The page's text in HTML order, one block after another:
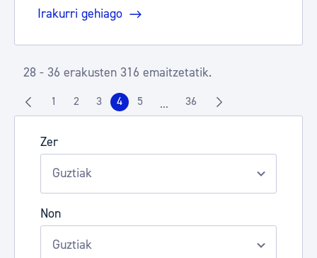
Zer
Non
Irakurri gehiago
28 - 36 erakusten 316 emaitzetatik.
Orrialdea
1 Orrialdea
2 Orrialdea
3 Orrialdea
4 Orrialdea
5 ...Intermediate Pages Use TAB to
Orrialdea
36